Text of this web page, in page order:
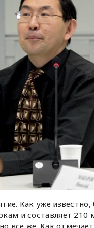
Как уже
и составляет 210
все же. Как